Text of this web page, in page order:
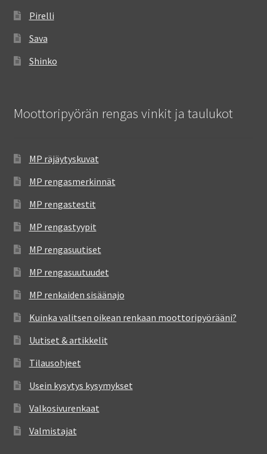
Pirelli
Sava
Shinko
Moottoripyörän rengas vinkit ja taulukot
MP räjäytyskuvat
MP rengasmerkinnät
MP rengastestit
MP rengastyypit
MP rengasuutiset
MP rengasuutuudet
MP renkaiden sisäänajo
Kuinka valitsen oikean renkaan moottoripyörääni?
Uutiset & artikkelit
Tilausohjeet
Usein kysytys kysymykset
Valkosivurenkaat
Valmistajat